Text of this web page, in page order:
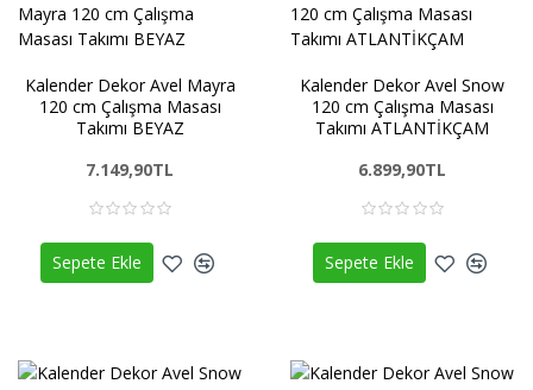
Kalender Dekor Avel Mayra
120 cm Çalışma Masası
Takımı BEYAZ
7.149,90TL
Sepete Ekle
Kalender Dekor Avel Snow
120 cm Çalışma Masası
Takımı ATLANTİKÇAM
6.899,90TL
Sepete Ekle